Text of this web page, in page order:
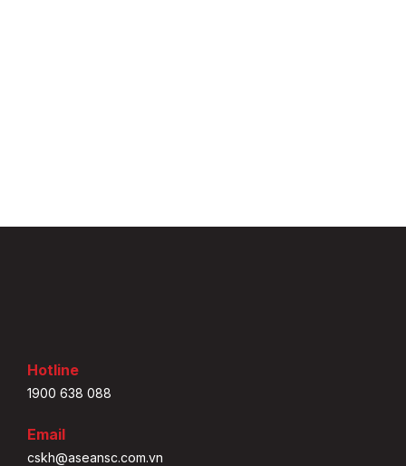
Hotline
1900 638 088
Email
cskh@aseansc.com.vn